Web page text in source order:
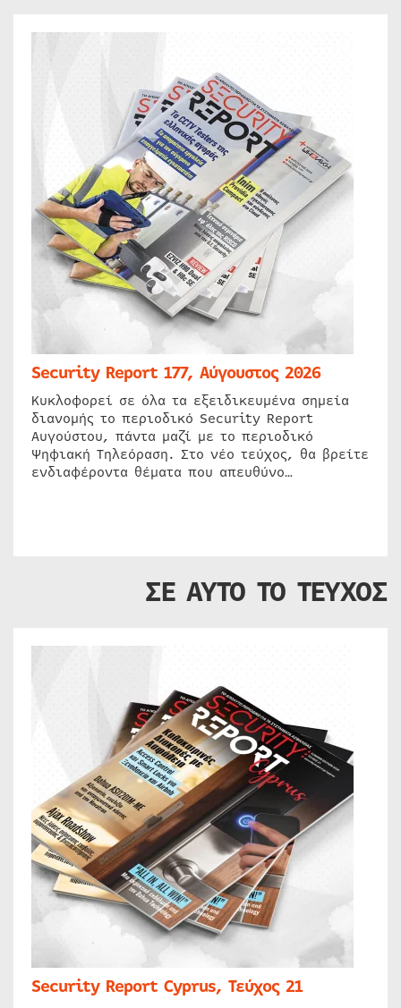
Security Report 177, Αύγουστος 2026
Κυκλοφορεί σε όλα τα εξειδικευμένα σημεία
διανομής το περιοδικό Security Report
Αυγούστου, πάντα μαζί με το περιοδικό
Ψηφιακή Τηλεόραση. Στο νέο τεύχος, θα βρείτε
ενδιαφέροντα θέματα που απευθύνο…
ΣΕ ΑΥΤΟ ΤΟ ΤΕΥΧΟΣ
Security Report Cyprus, Τεύχος 21